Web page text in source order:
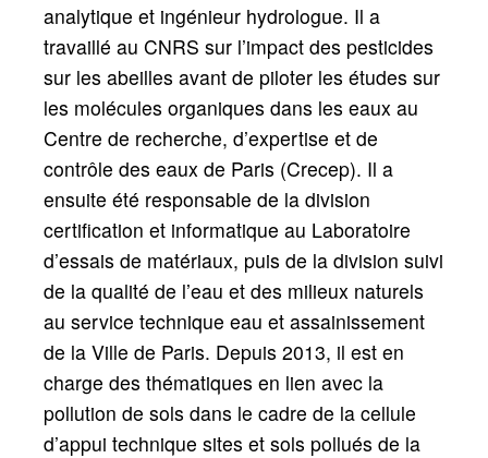
analytique et ingénieur hydrologue. Il a
travaillé au CNRS sur l’impact des pesticides
sur les abeilles avant de piloter les études sur
les molécules organiques dans les eaux au
Centre de recherche, d’expertise et de
contrôle des eaux de Paris (Crecep). Il a
ensuite été responsable de la division
certification et informatique au Laboratoire
d’essais de matériaux, puis de la division suivi
de la qualité de l’eau et des milieux naturels
au service technique eau et assainissement
de la Ville de Paris. Depuis 2013, il est en
charge des thématiques en lien avec la
pollution de sols dans le cadre de la cellule
d’appui technique sites et sols pollués de la